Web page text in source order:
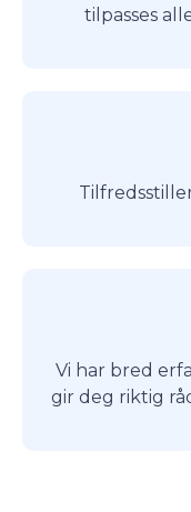
tilpasses
Vi har bred
gir deg riktig